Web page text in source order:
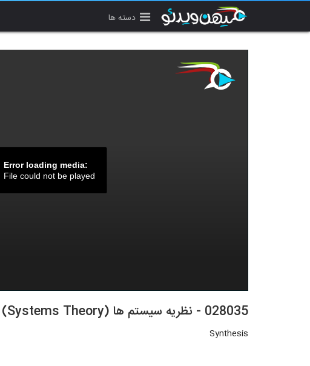
دسته ها
Error loading media:
File could not be played
028035 - نظریه سیستم ها (Systems Theory)
Synthesis